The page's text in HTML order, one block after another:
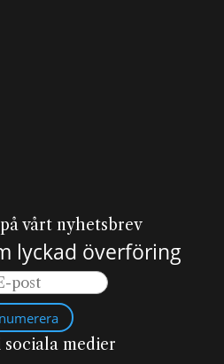
vårt nyhetsbrev
lyckad överföring
sociala medier